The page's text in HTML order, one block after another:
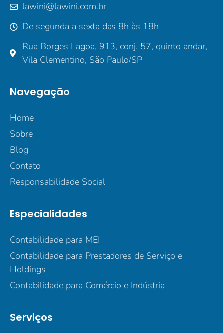
lawini@lawini.com.br
De segunda a sexta das 8h às 18h
Rua Borges Lagoa, 913, conj. 57, quinto andar,
Vila Clementino, São Paulo/SP
Navegação
Home
Sobre
Blog
Contato
Responsabilidade Social
Especialidades
Contabilidade para MEI
Contabilidade para Prestadores de Serviço e
Holdings
Contabilidade para Comércio e Indústria
Serviços